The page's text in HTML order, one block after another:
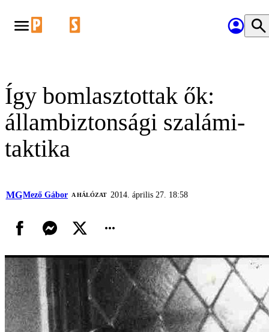
Így bomlasztottak ők:
állambiztonsági szalámi-
taktika
MGMező Gábor A HÁLÓZAT 2014. április 27. 18:58